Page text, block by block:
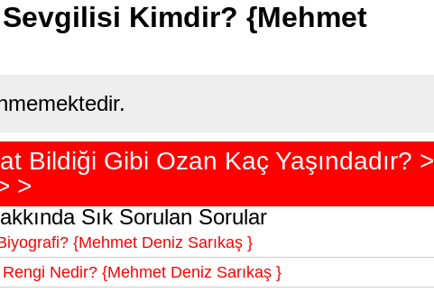
Kimdir? {Mehmet
Bildiği Gibi Ozan Kaç Yaşındadır? >
>
Sık Sorulan Sorular
{Mehmet Deniz Sarıkaş }
Nedir? {Mehmet Deniz Sarıkaş }